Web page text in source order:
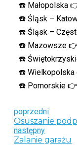
☎️ Małopolska
☎️ Śląsk –
☎️ Śląsk –
☎️ Mazowsze
☎️
☎️ Wielkopolska
☎️ Pomorskie 👉
poprzedni
Osuszanie
następny
Zalanie garażu